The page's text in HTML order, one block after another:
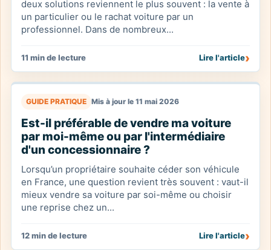
deux solutions reviennent le plus souvent : la vente à
un particulier ou le rachat voiture par un
professionnel. Dans de nombreux...
11 min de lecture Lire l'article›
GUIDE PRATIQUE Mis à jour le 11 mai 2026
Est-il préférable de vendre ma voiture
par moi-même ou par l'intermédiaire
d'un concessionnaire ?
Lorsqu’un propriétaire souhaite céder son véhicule
en France, une question revient très souvent : vaut-il
mieux vendre sa voiture par soi-même ou choisir
une reprise chez un...
12 min de lecture Lire l'article›